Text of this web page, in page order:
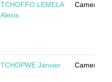
TCHOFFO LEMELA
Alexis
Cameroun
TCHOPWE Janvier Cameroun